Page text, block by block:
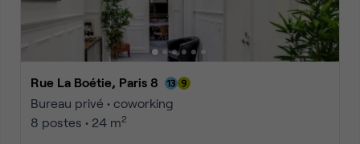
Rue La Boétie, Paris 8
Bureau privé • coworking
8 postes • 24 m2